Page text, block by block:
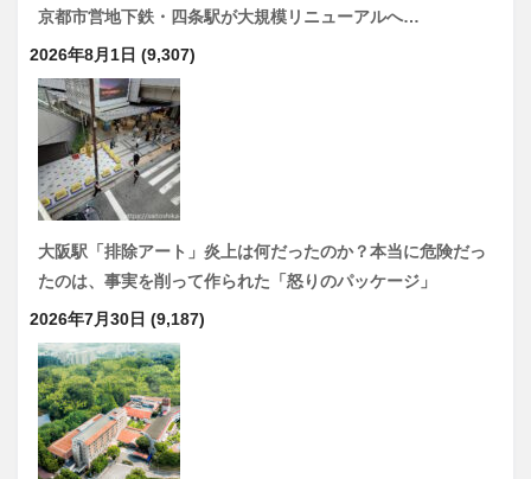
京都市営地下鉄・四条駅が大規模リニューアルへ…
2026年8月1日 (9,307)
大阪駅「排除アート」炎上は何だったのか？本当に危険だっ
たのは、事実を削って作られた「怒りのパッケージ」
2026年7月30日 (9,187)